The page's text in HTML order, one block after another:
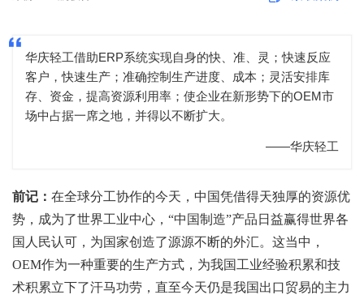
华庆轻工借助ERP系统实现自身的快、准、灵；快速反应
客户，快速生产；准确控制生产进度、成本；灵活安排库
存、资金，提高资源利用率；使企业在新形势下的OEM市
场中占据一席之地，并得以不断扩大。
——华庆轻工
前记： 在全球分工协作的今天，中国凭借得天独厚的资源优
势，成为了世界工业中心，“中国制造”产品日益赢得世界各
国人民认可，为国家创造了源源不断的外汇。这当中，
OEM作为一种重要的生产方式，为我国工业经验积累和技
术积累立下了汗马功劳，直至今天仍是我国出口贸易的主力